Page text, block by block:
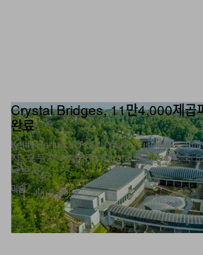
미술
Crystal Bridges, 11만4,000제곱
완료
Keith Haring 3D 쇼와 Yayoi Kusama의
지, 모두가 기다려온 Crystal Bridges 증축
나보자.
Jun 6, 2026